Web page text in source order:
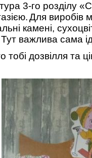
3-го розділу
Для виробів
камені,
важлива сама
тобі дозвілля та